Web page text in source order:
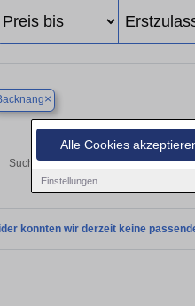
Alle Cookies
Einstellungen
×
Suchen Sie in Backnang einen
konnten wir derzeit keine